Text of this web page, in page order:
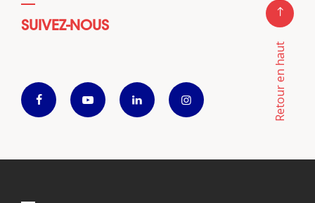
SUIVEZ-NOUS
Retour en haut